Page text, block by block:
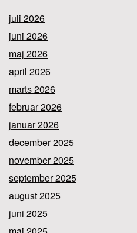
juli 2026
juni 2026
maj 2026
april 2026
marts 2026
februar 2026
januar 2026
december 2025
november 2025
september 2025
august 2025
juni 2025